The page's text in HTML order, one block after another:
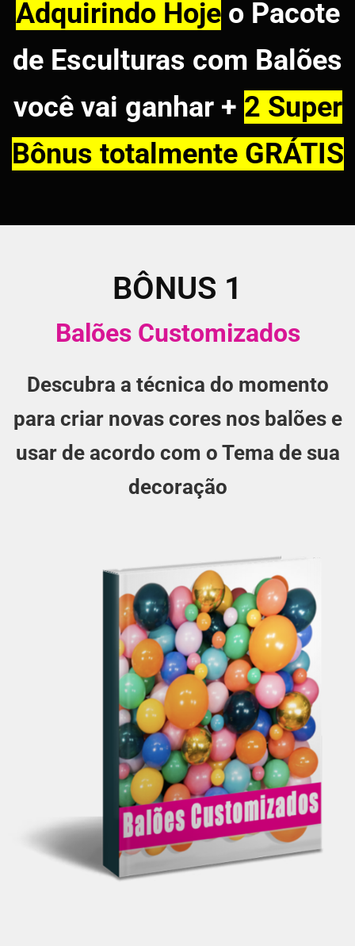
Adquirindo Hojeo Pacote
de Esculturas com Balões
você vai ganhar + 2 Super
Bônus totalmente GRÁTIS
BÔNUS 1
Balões Customizados
Descubra a técnica do momento
para criar novas cores nos balões e
usar de acordo com o Tema de sua
decoração